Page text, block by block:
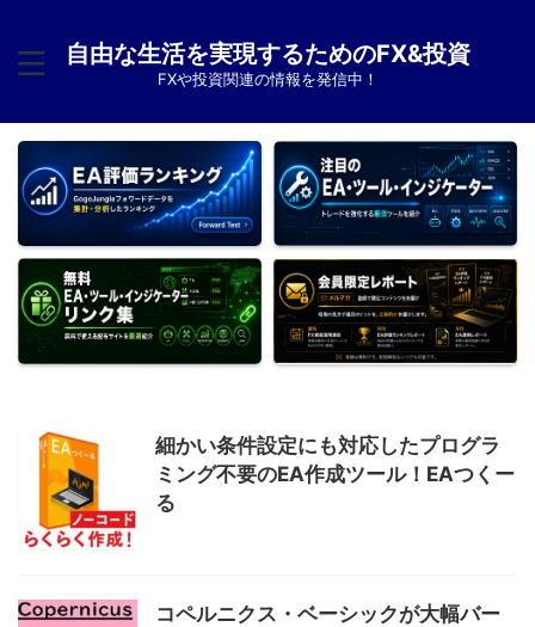
自由な生活を実現するためのFX&投資
FXや投資関連の情報を発信中！
細かい条件設定にも対応したプログラ
ミング不要のEA作成ツール！EAつくー
る
コペルニクス・ベーシックが大幅バー